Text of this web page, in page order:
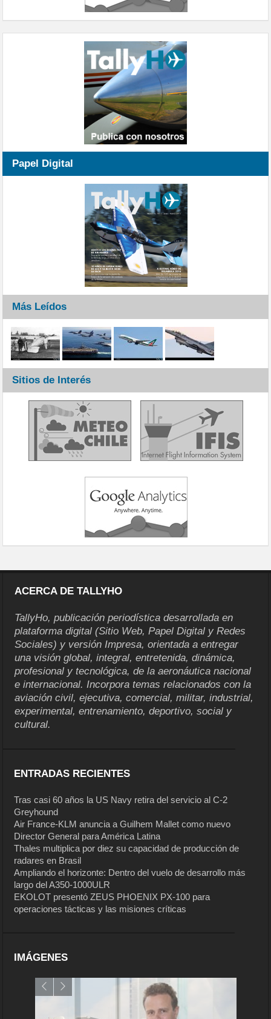
Papel Digital
Más Leídos
Sitios de Interés
ACERCA DE TALLYHO
TallyHo, publicación periodística desarrollada en
plataforma digital (Sitio Web, Papel Digital y Redes
Sociales) y versión Impresa, orientada a entregar
una visión global, integral, entretenida, dinámica,
profesional y tecnológica, de la aeronáutica nacional
e internacional. Incorpora temas relacionados con la
aviación civil, ejecutiva, comercial, militar, industrial,
experimental, entrenamiento, deportivo, social y
cultural.
ENTRADAS RECIENTES
Tras casi 60 años la US Navy retira del servicio al C-2
Greyhound
Air France-KLM anuncia a Guilhem Mallet como nuevo
Director General para América Latina
Thales multiplica por diez su capacidad de producción de
radares en Brasil
Ampliando el horizonte: Dentro del vuelo de desarrollo más
largo del A350-1000ULR
EKOLOT presentó ZEUS PHOENIX PX-100 para
operaciones tácticas y las misiones críticas
IMÁGENES